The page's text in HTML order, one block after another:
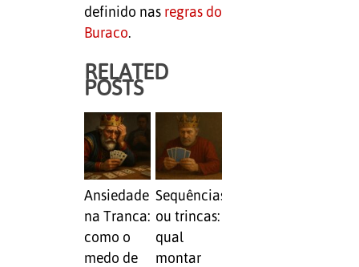
definido nas regras do
Buraco.
RELATED
POSTS
Ansiedade
na Tranca:
como o
medo de
Sequências
ou trincas:
qual
montar